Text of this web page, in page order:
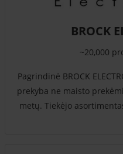
BROCK
~20,000
Pagrindinė BROCK
prekyba ne maisto
metų. Tiekėjo